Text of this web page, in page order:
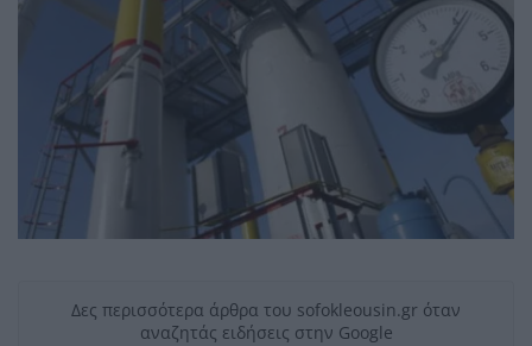
Δες περισσότερα άρθρα του sofokleousin.gr όταν
αναζητάς ειδήσεις στην Google